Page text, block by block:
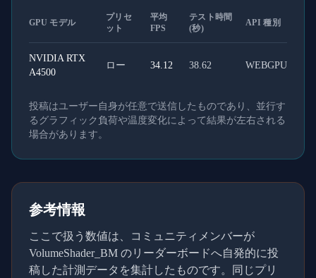
GPU モデル
プリセ
ット
平均
FPS
テスト時間
(秒)
API 種別
NVIDIA RTX
A4500
ロー 34.12 38.62 WEBGPU
投稿はユーザー自身が任意で送信したものであり、並行す
るグラフィック負荷や温度変化によって結果が左右される
場合があります。
参考情報
ここで扱う数値は、コミュニティメンバーが
VolumeShader_BM のリーダーボードへ自発的に投
稿した計測データを集計したものです。同じプリ